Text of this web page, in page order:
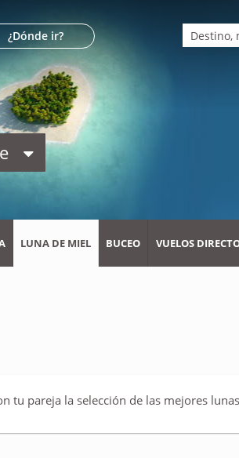
¿Dónde ir?
LUNA DE MIEL BUCEO VUELOS
tu pareja la selección de las mejores